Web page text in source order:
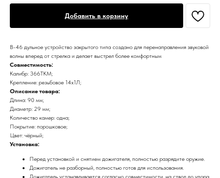
Добавить в корзину
В-46 дульное устройство закрытого типа создано для перенаправления звуковой
волны вперед от стрелка и делает выстрел более комфортным
Совместимость:
Калибр: 366ТКМ;
Крепление: резьбовое 14х1Л;
Описание товара:
Длина: 90 мм;
Диаметр: 29 мм;
Количество камер: одна;
Покрытие: порошковое;
Цвет: чёрный;
Установка:
Перед установкой и снятием дожигателя, полностью разрядите оружие.
Дожигатель не разборный, полностью готов для использования.
Дожигатель устанавливается согласно совместимости, на ствол до упора